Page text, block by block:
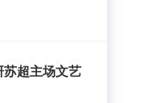
超主场文艺